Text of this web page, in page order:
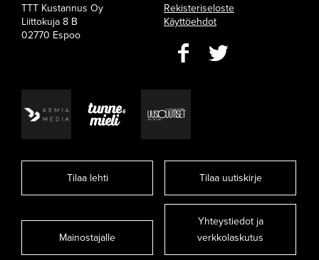
TTT Kustannus Oy
Liittokuja 8 B
02770 Espoo
Rekisteriseloste
Käyttöehdot
Tilaa lehti Tilaa uutiskirje
Mainostajalle
Yhteystiedot ja
verkkolaskutus